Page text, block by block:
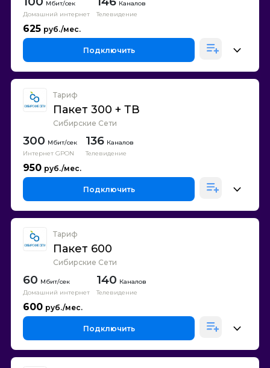
Домашний интернет
Каналов
Телевидение
625
Подключить
Тариф
Пакет 300 + ТВ
Сибирские Сети
300
Интернет GPON
136 Каналов
Телевидение
950
Подключить
Тариф
Пакет 600
Сибирские Сети
60
Домашний интернет
140 Каналов
Телевидение
600
Подключить